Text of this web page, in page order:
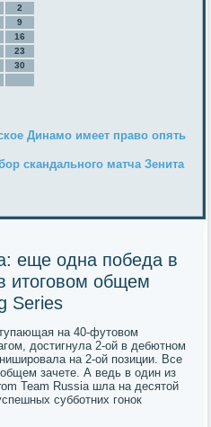
2
9
16
23
30
Динамо имеет право опять
скандального матча Зенита
еще одна победа в
итоговом общем
Series
на 40-футовом
достигнула 2-ой в дебютном
на 2-ой позиции. Все
зачете. А ведь в один из
Team Russia шла на десятой
субботних гонок